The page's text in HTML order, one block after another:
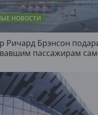
НОВОСТИ
Ричард Брэнсон
пассажирам